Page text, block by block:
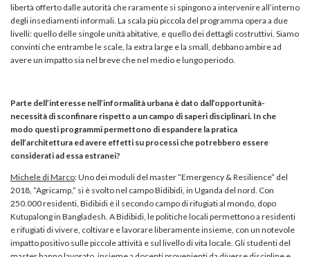
libertà offerto dalle autorità che raramente si spingono a intervenire all’interno
degli insediamenti informali. La scala più piccola del programma opera a due
livelli: quello delle singole unità abitative, e quello dei dettagli costruttivi. Siamo
convinti che entrambe le scale, la extra large e la small, debbano ambire ad
avere un impatto sia nel breve che nel medio e lungo periodo.
Parte dell’interesse nell’informalità urbana è dato dall’opportunità-
necessità di sconfinare rispetto a un campo di saperi disciplinari. In che
modo questi programmi permettono di espandere la pratica
dell’architettura ed avere effetti su processi che potrebbero essere
considerati ad essa estranei?
Michele di Marco: Uno dei moduli del master “Emergency & Resilience” del
2018, “Agricamp,” si è svolto nel campo Bidibidi, in Uganda del nord. Con
250.000 residenti, Bidibidi è il secondo campo di rifugiati al mondo, dopo
Kutupalong in Bangladesh. A Bidibidi, le politiche locali permettono a residenti
e rifugiati di vivere, coltivare e lavorare liberamente insieme, con un notevole
impatto positivo sulle piccole attività e sul livello di vita locale. Gli studenti del